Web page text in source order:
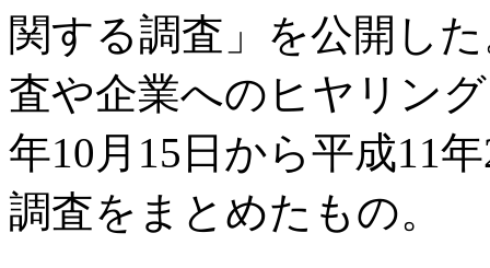
関する調査」を公開し
査や企業へのヒヤリン
年10月15日から平成11
調査をまとめたもの。